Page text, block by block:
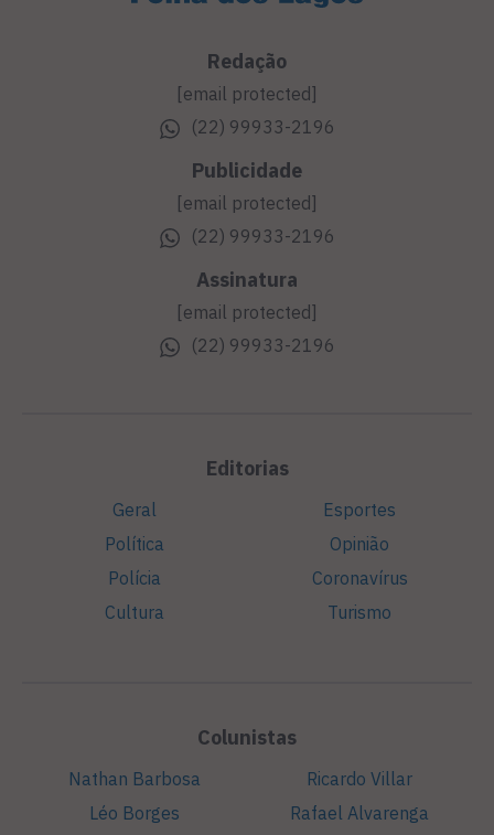
Redação
[email protected]
(22) 99933-2196
Publicidade
[email protected]
(22) 99933-2196
Assinatura
[email protected]
(22) 99933-2196
Editorias
Geral
Política
Polícia
Cultura
Esportes
Opinião
Coronavírus
Turismo
Colunistas
Nathan Barbosa
Léo Borges
Ricardo Villar
Rafael Alvarenga